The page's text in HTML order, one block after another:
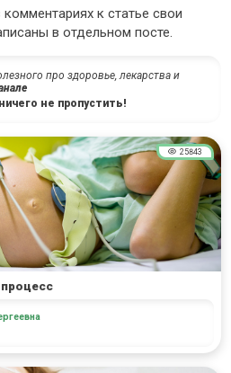
к статье свои
в отдельном посте.
про здоровье, лекарства и
не пропустить!
25843